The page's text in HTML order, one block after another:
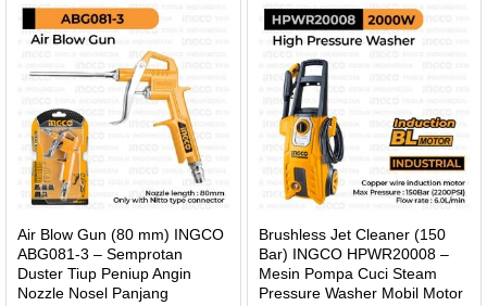
Air Blow Gun (80 mm) INGCO
ABG081-3 – Semprotan
Duster Tiup Peniup Angin
Nozzle Nosel Panjang
Brushless Jet Cleaner (150
Bar) INGCO HPWR20008 –
Mesin Pompa Cuci Steam
Pressure Washer Mobil Motor